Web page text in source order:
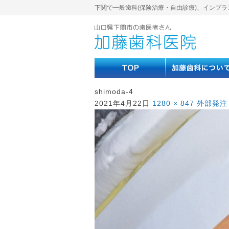
下関で一般歯科(保険治療・自由診療)、インプ
shimoda-4
2021年4月22日 1280 × 847 外部発注